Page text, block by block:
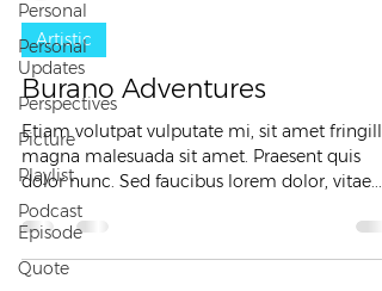
Personal
Personal
Updates
Perspectives
Picture
Playlist
Podcast
Episode
Quote
Artistic
Burano Adventures
Etiam volutpat vulputate mi, sit amet fringilla
magna malesuada sit amet. Praesent quis
dolor nunc. Sed faucibus lorem dolor, vitae...